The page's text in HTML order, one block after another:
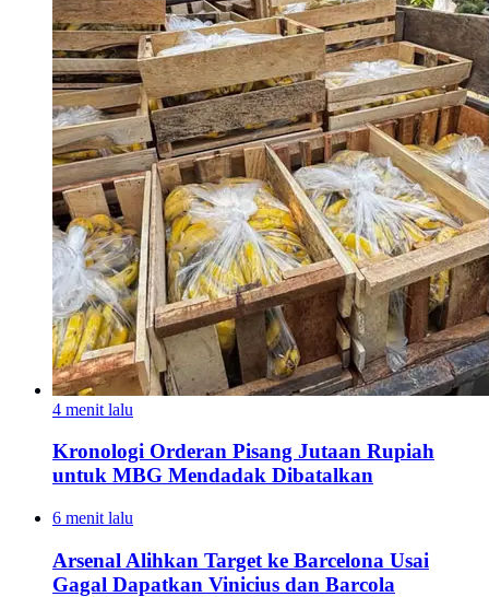
4 menit lalu
Kronologi Orderan Pisang Jutaan Rupiah
untuk MBG Mendadak Dibatalkan
6 menit lalu
Arsenal Alihkan Target ke Barcelona Usai
Gagal Dapatkan Vinicius dan Barcola